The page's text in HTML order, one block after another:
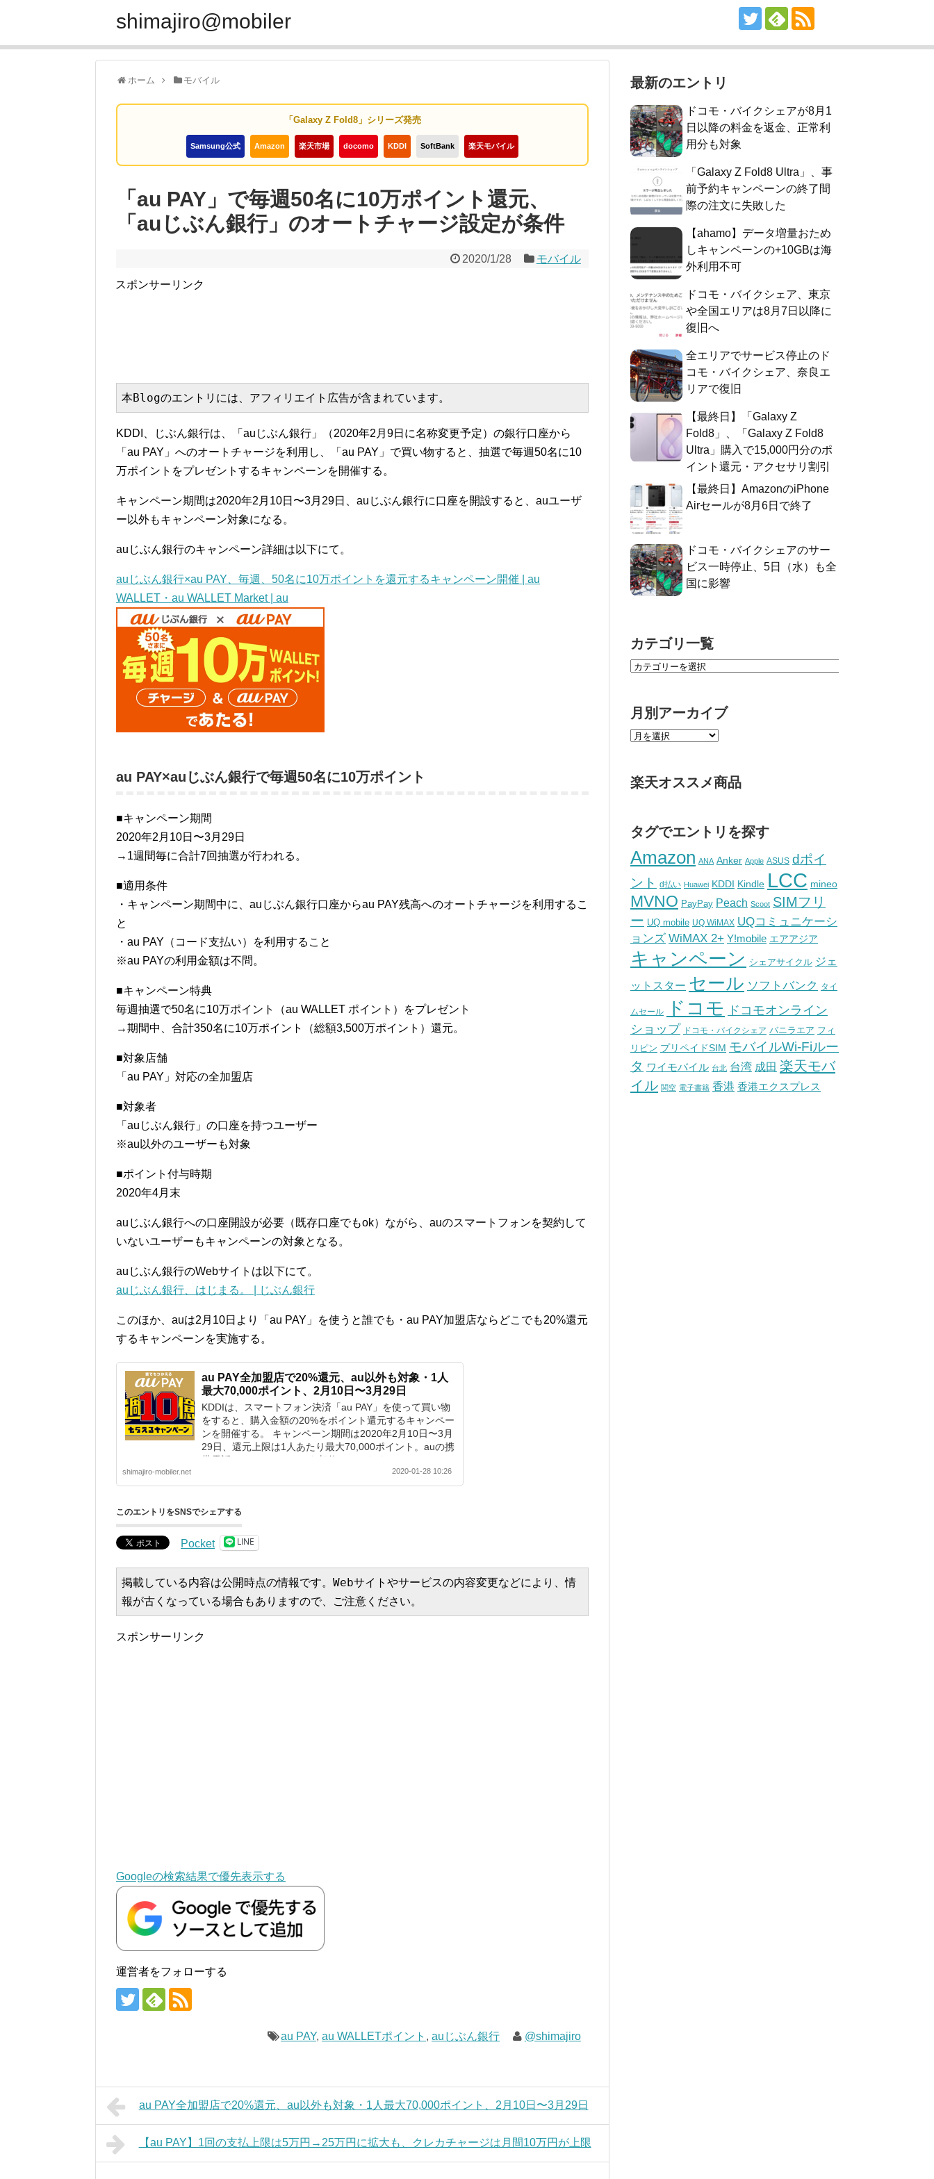
shimajiro@mobiler
ホーム モバイル
「Galaxy Z Fold8」シリーズ発売
Samsung公式 Amazon 楽天市場 docomo KDDI SoftBank 楽天モバイル
「au PAY」で毎週50名に10万ポイント還元、
「auじぶん銀行」のオートチャージ設定が条件
2020/1/28 モバイル
スポンサーリンク
本Blogのエントリには、アフィリエイト広告が含まれています。
KDDI、じぶん銀行は、「auじぶん銀行」（2020年2月9日に名称変更予定）の銀行口座から
「au PAY」へのオートチャージを利用し、「au PAY」で買い物すると、抽選で毎週50名に10
万ポイントをプレゼントするキャンペーンを開催する。
キャンペーン期間は2020年2月10日〜3月29日、auじぶん銀行に口座を開設すると、auユーザ
ー以外もキャンペーン対象になる。
auじぶん銀行のキャンペーン詳細は以下にて。
auじぶん銀行×au PAY、毎週、50名に10万ポイントを還元するキャンペーン開催 | au
WALLET・au WALLET Market | au
au PAY×auじぶん銀行で毎週50名に10万ポイント
■キャンペーン期間
2020年2月10日〜3月29日
→1週間毎に合計7回抽選が行われる。
■適用条件
・キャンペーン期間中に、auじぶん銀行口座からau PAY残高へのオートチャージを利用するこ
と
・au PAY（コード支払い）を利用すること
※au PAYの利用金額は不問。
■キャンペーン特典
毎週抽選で50名に10万ポイント（au WALLET ポイント）をプレゼント
→期間中、合計350名に10万ポイント（総額3,500万ポイント）還元。
■対象店舗
「au PAY」対応の全加盟店
■対象者
「auじぶん銀行」の口座を持つユーザー
※au以外のユーザーも対象
■ポイント付与時期
2020年4月末
auじぶん銀行への口座開設が必要（既存口座でもok）ながら、auのスマートフォンを契約して
いないユーザーもキャンペーンの対象となる。
auじぶん銀行のWebサイトは以下にて。
auじぶん銀行、はじまる。 | じぶん銀行
このほか、auは2月10日より「au PAY」を使うと誰でも・au PAY加盟店ならどこでも20%還元
するキャンペーンを実施する。
au PAY全加盟店で20%還元、au以外も対象・1人
最大70,000ポイント、2月10日〜3月29日
KDDIは、スマートフォン決済「au PAY」を使って買い物
をすると、購入金額の20%をポイント還元するキャンペー
ンを開催する。 キャンペーン期間は2020年2月10日〜3月
29日、還元上限は1人あたり最大70,000ポイント。auの携
帯電話・スマートフォンを契約していなく...
shimajiro-mobiler.net 2020-01-28 10:26
このエントリをSNSでシェアする
Pocket LINE
掲載している内容は公開時点の情報です。Webサイトやサービスの内容変更などにより、情
報が古くなっている場合もありますので、ご注意ください。
スポンサーリンク
Googleの検索結果で優先表示する
運営者をフォローする
au PAY,au WALLETポイント ,auじぶん銀行 @shimajiro
au PAY全加盟店で20%還元、au以外も対象・1人最大70,000ポイント、2月10日〜3月29日
【au PAY】1回の支払上限は5万円→25万円に拡大も、クレカチャージは月間10万円が上限
最新のエントリ
ドコモ・バイクシェアが8月1
日以降の料金を返金、正常利
用分も対象
「Galaxy Z Fold8 Ultra」、事
前予約キャンペーンの終了間
際の注文に失敗した
【ahamo】データ増量おため
しキャンペーンの+10GBは海
外利用不可
ドコモ・バイクシェア、東京
や全国エリアは8月7日以降に
復旧へ
全エリアでサービス停止のド
コモ・バイクシェア、奈良エ
リアで復旧
【最終日】「Galaxy Z
Fold8」、「Galaxy Z Fold8
Ultra」購入で15,000円分のポ
イント還元・アクセサリ割引
【最終日】AmazonのiPhone
Airセールが8月6日で終了
ドコモ・バイクシェアのサー
ビス一時停止、5日（水）も全
国に影響
カテゴリ一覧
月別アーカイブ
楽天オススメ商品
タグでエントリを探す
Amazon ANA Anker Apple ASUS dポイ
ント
d払い Huawei KDDI Kindle LCC mineo
MVNO PayPay Peach Scoot SIMフリ
ー UQ mobile UQ WiMAX UQコミュニケーシ
ョンズ WiMAX 2+ Y!mobile エアアジア
キャンペーン シェアサイクル ジェ
ットスター セール ソフトバンク タイ
ムセール ドコモ
ドコモオンライン
ショップ ドコモ・バイクシェア バニラエア フィ
リピン プリペイドSIM モバイルWi-Fiルー
タ ワイモバイル 台北 台湾 成田 楽天モバ
イル 関空 電子書籍 香港 香港エクスプレス